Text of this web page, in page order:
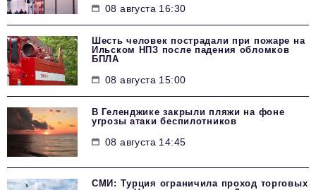
08 августа 16:30
Шесть человек пострадали при пожаре на
Ильском НПЗ после падения обломков
БПЛА
08 августа 15:00
В Геленджике закрыли пляжи на фоне
угрозы атаки беспилотников
08 августа 14:45
СМИ: Турция ограничила проход торговых